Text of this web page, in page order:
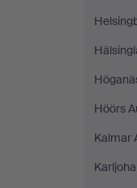
Höörs
Kalmar